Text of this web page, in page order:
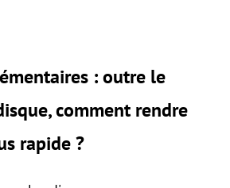
: outre le
comment rendre
rapide ?